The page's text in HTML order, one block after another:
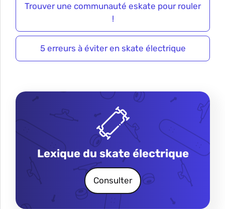
Trouver une communauté eskate pour rouler
!
5 erreurs à éviter en skate électrique
Lexique du skate électrique
Consulter